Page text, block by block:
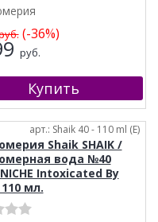
(-36%)
руб.
арт.: Shaik 40 - 110 ml (E)
Shaik SHAIK /
вода №40
NICHE Intoxicated By
мл.